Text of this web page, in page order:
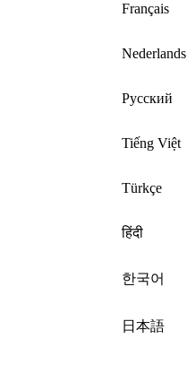
Français
Nederlands
Русский
Tiếng Việt
Türkçe
हिंदी
한국어
日本語